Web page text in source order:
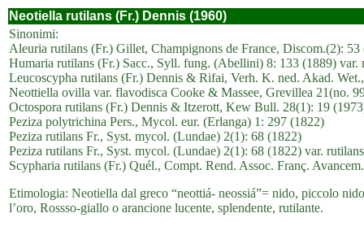
Neotiella rutilans (Fr.) Dennis (1960)
Sinonimi:
Aleuria rutilans (Fr.) Gillet, Champignons de France, Discom.(2): 53
Humaria rutilans (Fr.) Sacc., Syll. fung. (Abellini) 8: 133 (1889) var.
Leucoscypha rutilans (Fr.) Dennis & Rifai, Verh. K. ned. Akad.
Neottiella ovilla var. flavodisca Cooke & Massee, Grevillea 21(no.
Octospora rutilans (Fr.) Dennis & Itzerott, Kew Bull. 28(1): 19
Peziza polytrichina Pers., Mycol. eur. (Erlanga) 1: 297 (1822)
Peziza rutilans Fr., Syst. mycol. (Lundae) 2(1): 68 (1822)
Peziza rutilans Fr., Syst. mycol. (Lundae) 2(1): 68 (1822) var. rutilans
Scypharia rutilans (Fr.) Quél., Compt. Rend. Assoc. Franç.
Etimologia: Neotiella dal greco “neottiá- neossiá”= nido, piccolo
l’oro, Rossso-giallo o arancione lucente, splendente, rutilante.